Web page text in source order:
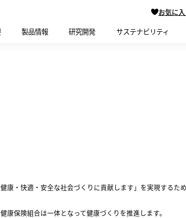
お気に
製品情報 研究開発 サステナビリティ
・快適・安全な社会づくりに貢献します」を実現するた
保険組合は一体となって健康づくりを推進します。